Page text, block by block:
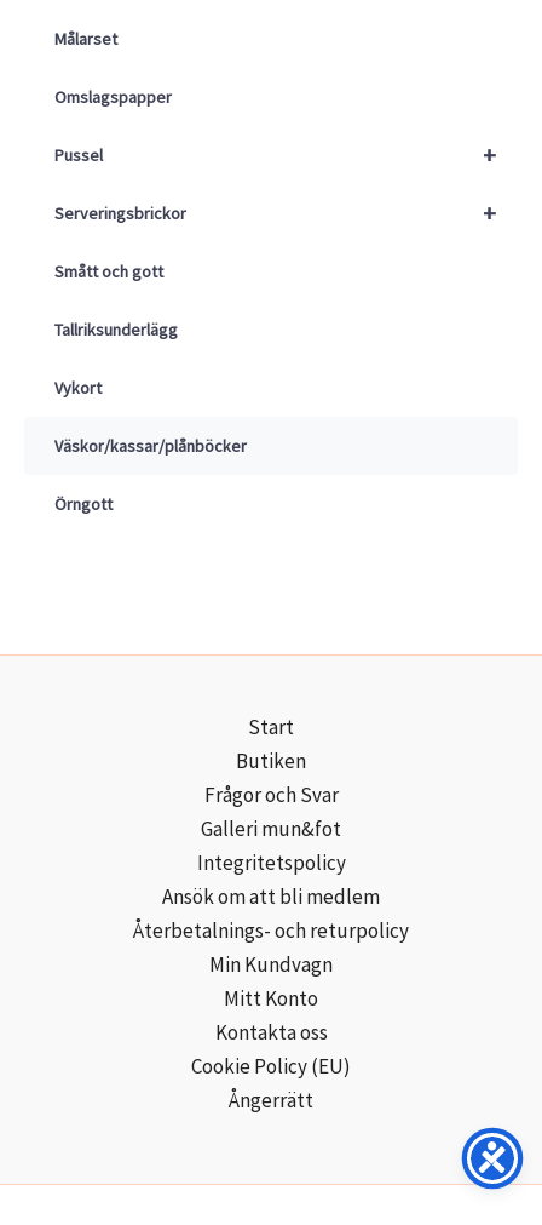
Målarset
Omslagspapper
+
Pussel
+
Serveringsbrickor
Smått och gott
Tallriksunderlägg
Vykort
Väskor/kassar/plånböcker
Örngott
Start
Butiken
Frågor och Svar
Galleri mun&fot
Integritetspolicy
Ansök om att bli medlem
Återbetalnings- och returpolicy
Min Kundvagn
Mitt Konto
Kontakta oss
Cookie Policy (EU)
Ångerrätt